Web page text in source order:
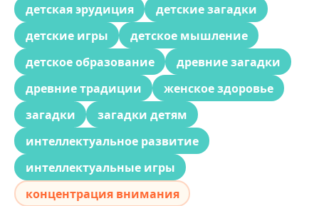
детская эрудиция
детские загадки
детские игры
детское мышление
детское образование
древние загадки
древние традиции
женское здоровье
загадки
загадки детям
интеллектуальное развитие
интеллектуальные игры
концентрация внимания